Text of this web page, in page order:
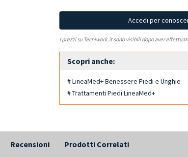
Accedi per
I prezzi su Tecniwork.it sono visibili dopo aver
Scopri anche:
# LineaMed+ Benessere Piedi e Unghie
# Trattamenti Piedi LineaMed+
Recensioni Prodotti Correlati